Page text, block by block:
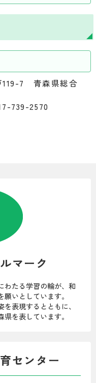
119-7 青森県総合
739-2570
マーク
わたる学習の輪が、和
いとしています。
表現するとともに、
を表しています。
センター